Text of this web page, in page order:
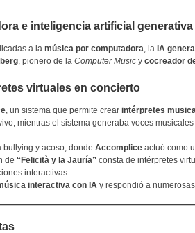
e inteligencia artificial generativa
a la música por computadora, la IA
, pionero de la Computer Music y cocreador
virtuales en concierto
, un sistema que permite crear intérpretes
mientras el sistema generaba voces
bullying y acoso, donde Accomplice actuó como
de “Felicità y la Jauría” consta de intérpretes
interactivas.
interactiva con IA y respondió a